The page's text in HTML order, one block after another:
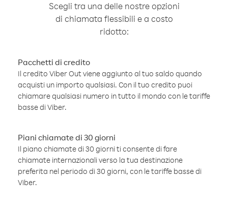
Scegli tra una delle nostre opzioni
di chiamata flessibili e a costo
ridotto:
Pacchetti di credito
Il credito Viber Out viene aggiunto al tuo saldo quando
acquisti un importo qualsiasi. Con il tuo credito puoi
chiamare qualsiasi numero in tutto il mondo con le tariffe
basse di Viber.
Piani chiamate di 30 giorni
Il piano chiamate di 30 giorni ti consente di fare
chiamate internazionali verso la tua destinazione
preferita nel periodo di 30 giorni, con le tariffe basse di
Viber.